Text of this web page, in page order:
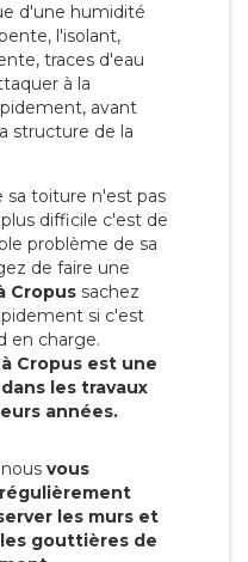
d'une humidité
l'isolant,
traces d'eau
à la
avant
structure de la
sa toiture n'est pas
difficile c'est de
problème de sa
de faire une
Cropus sachez
si c'est
en charge.
Cropus est une
les travaux
années.
vous
les murs et
gouttières de